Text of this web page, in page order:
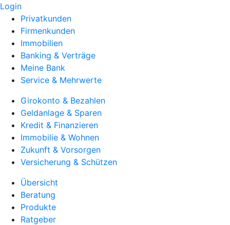
Login
Privatkunden
Firmenkunden
Immobilien
Banking & Verträge
Meine Bank
Service & Mehrwerte
Girokonto & Bezahlen
Geldanlage & Sparen
Kredit & Finanzieren
Immobilie & Wohnen
Zukunft & Vorsorgen
Versicherung & Schützen
Übersicht
Beratung
Produkte
Ratgeber